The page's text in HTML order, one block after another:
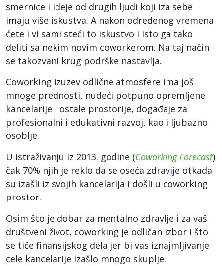
smernice i ideje od drugih ljudi koji iza sebe
imaju više iskustva. A nakon određenog vremena
ćete i vi sami steći to iskustvo i isto ga tako
deliti sa nekim novim coworkerom. Na taj način
se takozvani krug podrške nastavlja.
Coworking izuzev odlične atmosfere ima još
mnoge prednosti, nudeći potpuno opremljene
kancelarije i ostale prostorije, događaje za
profesionalni i edukativni razvoj, kao i ljubazno
osoblje.
U istraživanju iz 2013. godine (Coworking Forecast)
čak 70% njih je reklo da se oseća zdravije otkada
su izašli iz svojih kancelarija i došli u coworking
prostor.
Osim što je dobar za mentalno zdravlje i za vaš
društveni život, coworking je odličan izbor i što
se tiče finansijskog dela jer bi vas iznajmljivanje
cele kancelarije izašlo mnogo skuplje.